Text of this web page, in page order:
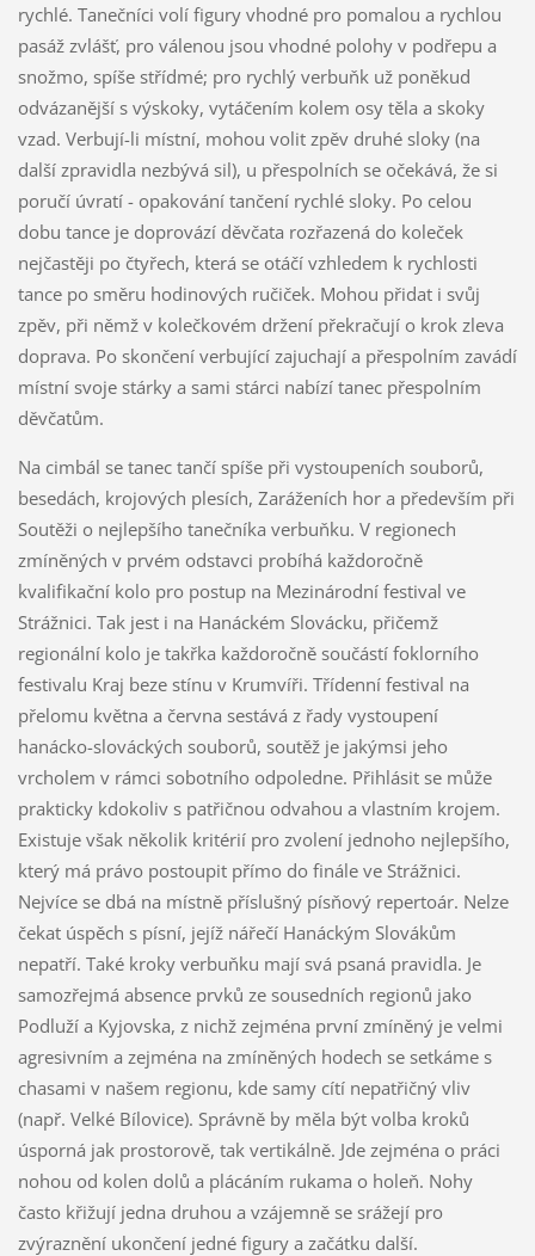
rychlé. Tanečníci volí figury vhodné pro pomalou a rychlou
pasáž zvlášť, pro válenou jsou vhodné polohy v podřepu a
snožmo, spíše střídmé; pro rychlý verbuňk už poněkud
odvázanější s výskoky, vytáčením kolem osy těla a skoky
vzad. Verbují-li místní, mohou volit zpěv druhé sloky (na
další zpravidla nezbývá sil), u přespolních se očekává, že si
poručí úvratí - opakování tančení rychlé sloky. Po celou
dobu tance je doprovází děvčata rozřazená do koleček
nejčastěji po čtyřech, která se otáčí vzhledem k rychlosti
tance po směru hodinových ručiček. Mohou přidat i svůj
zpěv, při němž v kolečkovém držení překračují o krok zleva
doprava. Po skončení verbující zajuchají a přespolním zavádí
místní svoje stárky a sami stárci nabízí tanec přespolním
děvčatům.
Na cimbál se tanec tančí spíše při vystoupeních souborů,
besedách, krojových plesích, Zaráženích hor a především při
Soutěži o nejlepšího tanečníka verbuňku. V regionech
zmíněných v prvém odstavci probíhá každoročně
kvalifikační kolo pro postup na Mezinárodní festival ve
Strážnici. Tak jest i na Hanáckém Slovácku, přičemž
regionální kolo je takřka každoročně součástí foklorního
festivalu Kraj beze stínu v Krumvíři. Třídenní festival na
přelomu května a června sestává z řady vystoupení
hanácko-slováckých souborů, soutěž je jakýmsi jeho
vrcholem v rámci sobotního odpoledne. Přihlásit se může
prakticky kdokoliv s patřičnou odvahou a vlastním krojem.
Existuje však několik kritérií pro zvolení jednoho nejlepšího,
který má právo postoupit přímo do finále ve Strážnici.
Nejvíce se dbá na místně příslušný písňový repertoár. Nelze
čekat úspěch s písní, jejíž nářečí Hanáckým Slovákům
nepatří. Také kroky verbuňku mají svá psaná pravidla. Je
samozřejmá absence prvků ze sousedních regionů jako
Podluží a Kyjovska, z nichž zejména první zmíněný je velmi
agresivním a zejména na zmíněných hodech se setkáme s
chasami v našem regionu, kde samy cítí nepatřičný vliv
(např. Velké Bílovice). Správně by měla být volba kroků
úsporná jak prostorově, tak vertikálně. Jde zejména o práci
nohou od kolen dolů a plácáním rukama o holeň. Nohy
často křižují jedna druhou a vzájemně se srážejí pro
zvýraznění ukončení jedné figury a začátku další.